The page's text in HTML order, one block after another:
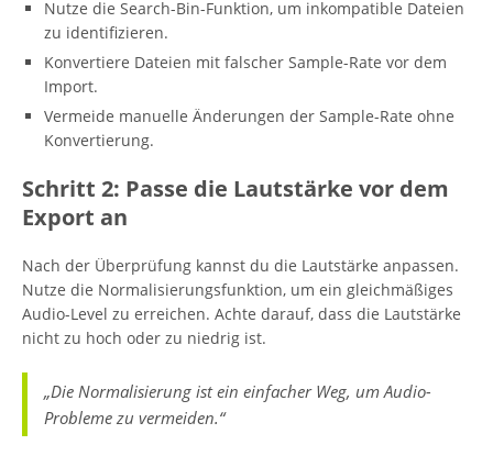
Nutze die Search-Bin-Funktion, um inkompatible Dateien
zu identifizieren.
Konvertiere Dateien mit falscher Sample-Rate vor dem
Import.
Vermeide manuelle Änderungen der Sample-Rate ohne
Konvertierung.
Schritt 2: Passe die Lautstärke vor dem
Export an
Nach der Überprüfung kannst du die Lautstärke anpassen.
Nutze die Normalisierungsfunktion, um ein gleichmäßiges
Audio-Level zu erreichen. Achte darauf, dass die Lautstärke
nicht zu hoch oder zu niedrig ist.
„Die Normalisierung ist ein einfacher Weg, um Audio-
Probleme zu vermeiden.“